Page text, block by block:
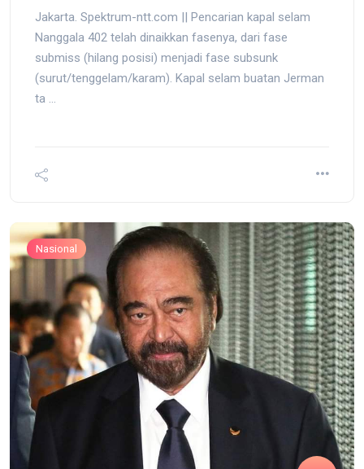
Jakarta. Spektrum-ntt.com || Pencarian kapal selam
Nanggala 402 telah dinaikkan fasenya, dari fase
submiss (hilang posisi) menjadi fase subsunk
(surut/tenggelam/karam). Kapal selam buatan Jerman
ta ...
Nasional